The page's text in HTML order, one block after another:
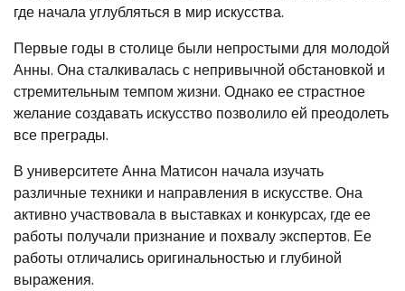
где начала углубляться в мир искусства.
Первые годы в столице были непростыми для молодой
Анны. Она сталкивалась с непривычной обстановкой и
стремительным темпом жизни. Однако ее страстное
желание создавать искусство позволило ей преодолеть
все преграды.
В университете Анна Матисон начала изучать
различные техники и направления в искусстве. Она
активно участвовала в выставках и конкурсах, где ее
работы получали признание и похвалу экспертов. Ее
работы отличались оригинальностью и глубиной
выражения.